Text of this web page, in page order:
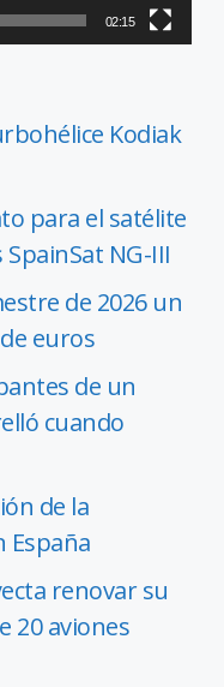
02:15
Kodiak
para el satélite
NG-III
de 2026 un
euros
de un
cuando
de la
España
renovar su
20 aviones